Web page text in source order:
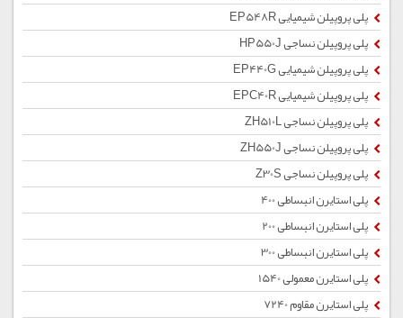
پلی پروپیلن شیمیایی EP548R
پلی پروپیلن نساجی HP550J
پلی پروپیلن شیمیایی EP440G
پلی پروپیلن شیمیایی EPC40R
پلی پروپیلن نساجی ZH510L
پلی پروپیلن نساجی ZH550J
پلی پروپیلن نساجی Z30S
پلی استایرن انبساطی 400
پلی استایرن انبساطی 200
پلی استایرن انبساطی 300
پلی استایرن معمولی 1540
پلی استایرن مقاوم 7240